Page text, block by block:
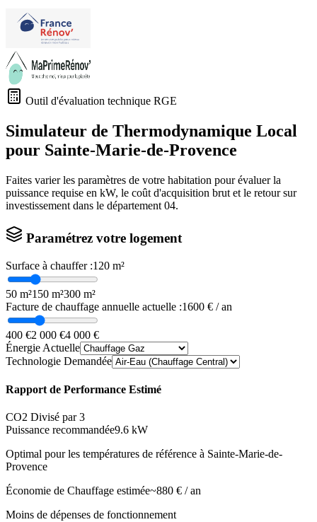
Outil d'évaluation technique RGE
Simulateur de Thermodynamique Local
pour Sainte-Marie-de-Provence
Faites varier les paramètres de votre habitation pour évaluer la
puissance requise en kW, le coût d'acquisition brut et le retour sur
investissement dans le département 04.
Paramétrez votre logement
Surface à chauffer :120 m²
50 m²150 m²300 m²
Facture de chauffage annuelle actuelle :1600 € / an
400 €2 000 €4 000 €
Énergie Actuelle
Technologie Demandée
Rapport de Performance Estimé
CO2 Divisé par 3
Puissance recommandée9.6 kW
Optimal pour les températures de référence à Sainte-Marie-de-
Provence
Économie de Chauffage estimée~880 € / an
Moins de dépenses de fonctionnement